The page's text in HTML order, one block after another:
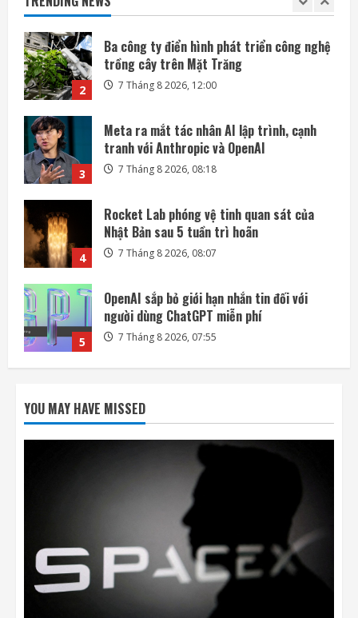
2
3
Meta ra mắt tác nhân AI lập trình, cạnh
tranh với Anthropic và OpenAI
7 Tháng 8 2026, 08:18
4
Rocket Lab phóng vệ tinh quan sát của
Nhật Bản sau 5 tuần trì hoãn
7 Tháng 8 2026, 08:07
5
OpenAI sắp bỏ giới hạn nhắn tin đối với
người dùng ChatGPT miễn phí
7 Tháng 8 2026, 07:55
1
SpaceX và Tesla đầu tư 16,8 tỷ USD xây
nhà máy chip AI tại Texas
7 Tháng 8 2026, 18:00
2
trồng cây trên Mặt Trăng
7 Tháng 8 2026, 12:00
Meta ra mắt tác nhân AI lập trình, cạnh
tranh với Anthropic và OpenAI
7 Tháng 8 2026, 08:18
4
Rocket Lab phóng vệ tinh quan sát của
Nhật Bản sau 5 tuần trì hoãn
7 Tháng 8 2026, 08:07
YOU MAY HAVE MISSED